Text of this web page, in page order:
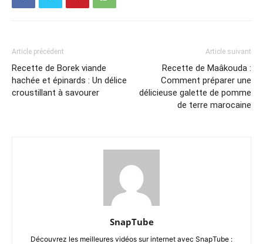
Article précédent
Recette de Borek viande
hachée et épinards : Un délice
croustillant à savourer
Article suivant
Recette de Maâkouda :
Comment préparer une
délicieuse galette de pomme
de terre marocaine
SnapTube
Découvrez les meilleures vidéos sur internet avec SnapTube :